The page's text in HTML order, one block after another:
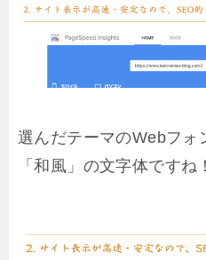
選んだテーマのWebフォ
「和風」の文字体ですね！